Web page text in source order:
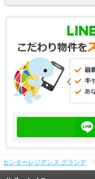
センターレジデンス グランデ